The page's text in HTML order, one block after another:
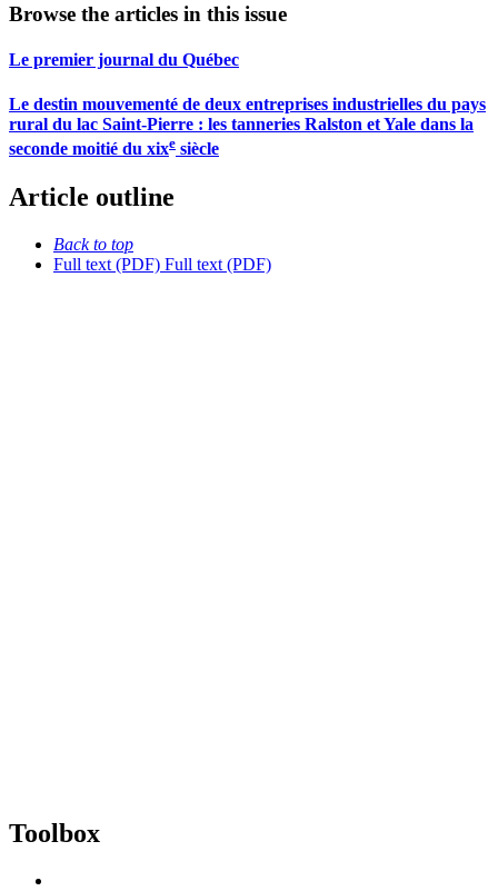
Browse the articles in this issue
Le premier journal du Québec
Le destin mouvementé de deux entreprises industrielles du pays
rural du lac Saint-Pierre : les tanneries Ralston et Yale dans la
seconde moitié du xixe siècle
Article outline
Back to top
Full text (PDF) Full text (PDF)
Toolbox